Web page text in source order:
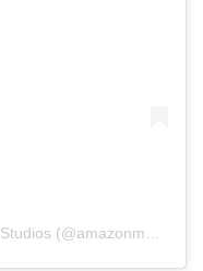
Un post condiviso da Amazon MGM Studios (@amazonmgmstudios)